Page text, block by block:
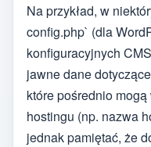
Na przykład, w
config.php` (dla
konfiguracyjnych
jawne dane
które pośrednio
hostingu (np. nazwa
jednak pamiętać, że